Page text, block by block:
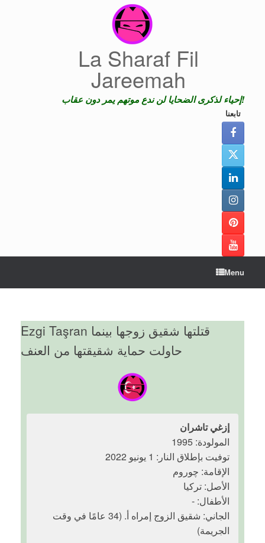
La Sharaf Fil
Jareemah
إحياء لذكرى الضحايا لن ندع موتهم يمر دون عقاب!
تابعنا
Menu
Ezgi Taşran قتلتها شقيق زوجها بينما
حاولت حماية شقيقتها من العنف
إزغي تاشران
المولودة: 1995
توفيت بإطلاق النار: 1 يونيو 2022
الإقامة: چوروم
الأصل: تركيا
الأطفال: -
الجاني: شقيق الزوج إمراه أ. (34 عامًا في وقت
الجريمة)